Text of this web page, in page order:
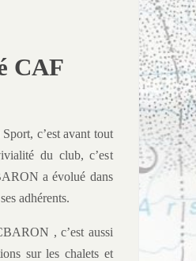
CAF
c’est avant tout
du club, c’est
a évolué dans
adhérents.
, c’est aussi
sur les chalets et